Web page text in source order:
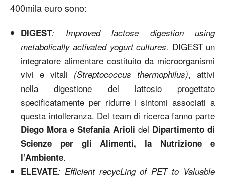
400mila euro sono:
DIGEST: Improved lactose digestion using
metabolically activated yogurt cultures. DIGEST un
integratore alimentare costituito da microorganismi
vivi e vitali (Streptococcus thermophilus), attivi
nella digestione del lattosio progettato
specificatamente per ridurre i sintomi associati a
questa intolleranza. Del team di ricerca fanno parte
Diego Mora e Stefania Arioli del Dipartimento di
Scienze per gli Alimenti, la Nutrizione e
l’Ambiente.
ELEVATE: Efficient recycLing of PET to Valuable